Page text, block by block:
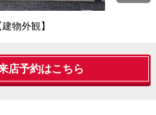
建物外観】
店予約はこちら